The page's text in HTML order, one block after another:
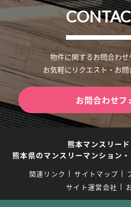
物件に関するお問合わせ
お気軽にリクエスト・お問
お問合わせフ
熊本マンスリー
熊本県のマンスリーマンション
関連リンク サイトマップ
サイト運営会社